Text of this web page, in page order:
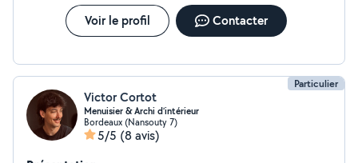
Voir le profil Contacter
Particulier
Victor Cortot
Menuisier & Archi d’intérieur
Bordeaux (Nansouty 7)
5/5 (8 avis)